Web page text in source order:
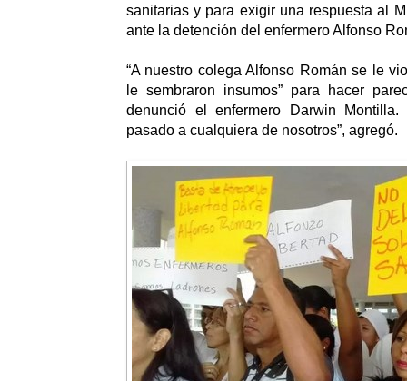
sanitarias y para exigir una respuesta al
ante la detención del enfermero Alfonso
“A nuestro colega Alfonso Román se le
le sembraron insumos” para hacer
denunció el enfermero Darwin
pasado a cualquiera de nosotros”, agregó.